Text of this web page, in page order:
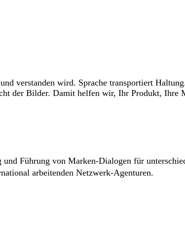
verstanden wird. Sprache transportiert
der Bilder. Damit helfen wir, Ihr Produkt, Ihre
Führung von Marken-Dialogen für
arbeitenden Netzwerk-Agenturen.